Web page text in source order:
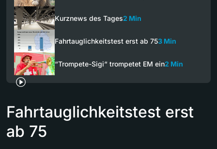
Kurznews des Tages2 Min
Fahrtauglichkeitstest erst ab 753 Min
“Trompete-Sigi“ trompetet EM ein2 Min
Fahrtauglichkeitstest erst
ab 75